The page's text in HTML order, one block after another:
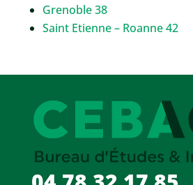
Grenoble 38
Saint Etienne – Roanne 42